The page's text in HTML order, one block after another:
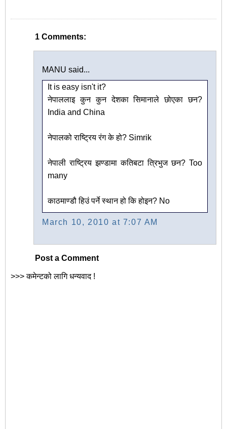
1 Comments:
MANU said...
It is easy isn't it?
नेपाललाइ कुन कुन देशका सिमानाले छोएका छन?
India and China
नेपालको राष्ट्रिय रंग के हो? Simrik
नेपाली राष्ट्रिय झण्डामा कतिबटा त्रिभुज छन? Too
many
काठमाण्डौ हिउं पर्ने स्थान हो कि होइन? No
March 10, 2010 at 7:07 AM
Post a Comment
>>> कमेन्टको लागि धन्यवाद !